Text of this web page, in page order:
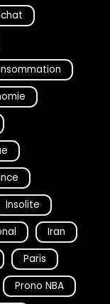
Insolite
Iran
Paris
Prono NBA